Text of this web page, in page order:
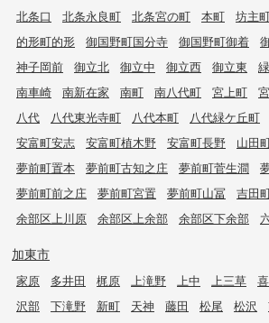
北条口
北条永良町 北条宮の町 本町 坊主
的形町的形
御国野町国分寺 御国野町御着
神子岡前
御立北 御立中 御立西 御立東
南車崎
南新在家 南町 南八代町 宮上町
八代
八代東光寺町 八代本町 八代緑ケ丘町
安富町安志
安富町植木野 安富町長野 山田
夢前町置本
夢前町古知之庄 夢前町菅生澗
夢前町前之庄
夢前町宮置 夢前町山冨 吉田
余部区上川原
余部区上余部 余部区下余部
加東市
家原 多井田 梶原 上滝野 上中 上三草
沢部
下滝野 新町 天神 藤田 松尾 松沢